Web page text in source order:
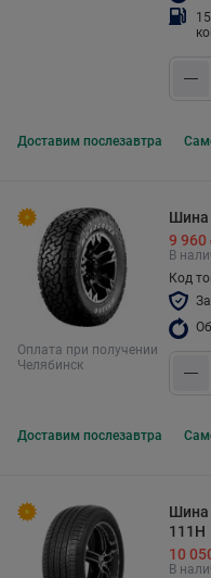
Доставим послезавтра
Оплата при получении
Челябинск
Шина
9 960
В
Код
Доставим послезавтра
Шина
111H
10
В